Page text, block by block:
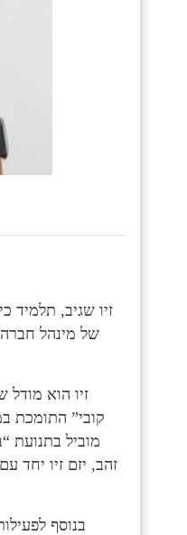
זיו שגיב, תלמיד
של מינהל חברה
זיו הוא
קובי” התומכת
מוביל בתנועת
זהב, יזם זיו יחד
בנוסף